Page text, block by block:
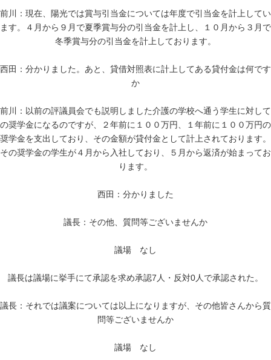
前川：現在、陽光では賞与引当金については年度で引当金を計上してい
ます。４月から９月で夏季賞与分の引当金を計上し、１０月から３月で
冬季賞与分の引当金を計上しております。
西田：分かりました。あと、貸借対照表に計上してある貸付金は何です
か
前川：以前の評議員会でも説明しました介護の学校へ通う学生に対して
の奨学金になるのですが、２年前に１００万円、１年前に１００万円の
奨学金を支出しており、その金額が貸付金として計上されております。
その奨学金の学生が４月から入社しており、５月から返済が始まってお
ります。
西田：分かりました
議長：その他、質問等ございませんか
議場 なし
議長は議場に挙手にて承認を求め承認7人・反対0人で承認された。
議長：それでは議案については以上になりますが、その他皆さんから質
問等ございませんか
議場 なし